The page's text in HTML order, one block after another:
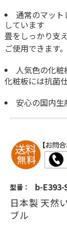
通常のマット
しています
畳をしっかり支
ご使用できます。
人気色の化
化粧板には抗菌
安心の国内生
型番： b-E393-
日本製 天然
ブル